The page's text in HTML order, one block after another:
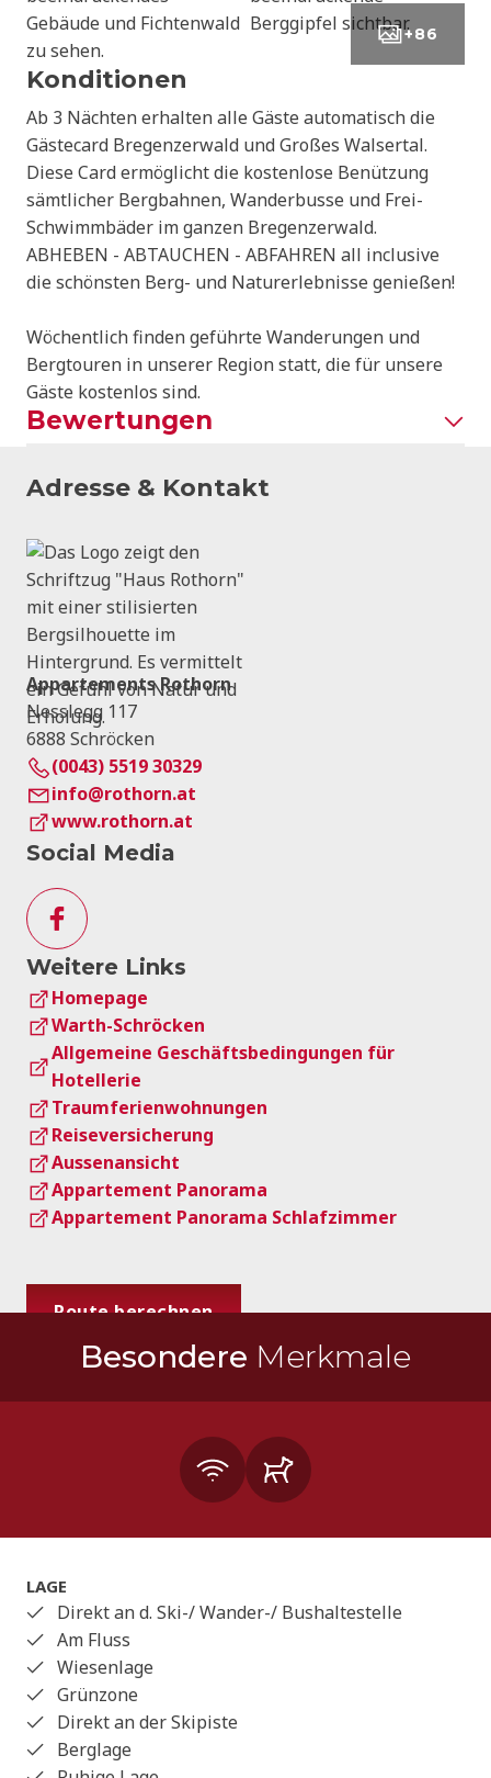
+86
Konditionen
Ab 3 Nächten erhalten alle Gäste automatisch die
Gästecard Bregenzerwald und Großes Walsertal.
Diese Card ermöglicht die kostenlose Benützung
sämtlicher Bergbahnen, Wanderbusse und Frei-
Schwimmbäder im ganzen Bregenzerwald.
ABHEBEN - ABTAUCHEN - ABFAHREN all inclusive
die schönsten Berg- und Naturerlebnisse genießen!
Wöchentlich finden geführte Wanderungen und
Bergtouren in unserer Region statt, die für unsere
Gäste kostenlos sind.
Bewertungen
Adresse & Kontakt
Appartements Rothorn
Nesslegg 117
6888 Schröcken
(0043) 5519 30329
info@rothorn.at
www.rothorn.at
Social Media
Weitere Links
Homepage
Warth-Schröcken
Allgemeine Geschäftsbedingungen für
Hotellerie
Traumferienwohnungen
Reiseversicherung
Aussenansicht
Appartement Panorama
Appartement Panorama Schlafzimmer
Route berechnen
Besondere Merkmale
LAGE
Direkt an d. Ski-/ Wander-/ Bushaltestelle
Am Fluss
Wiesenlage
Grünzone
Direkt an der Skipiste
Berglage